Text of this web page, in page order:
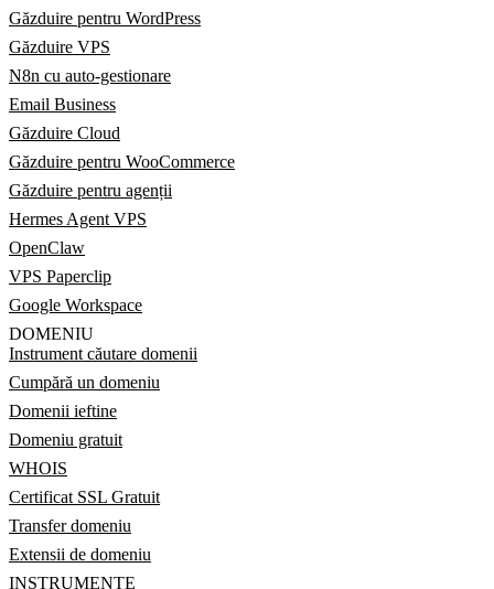
Găzduire pentru WordPress
Găzduire VPS
N8n cu auto-gestionare
Email Business
Găzduire Cloud
Găzduire pentru WooCommerce
Găzduire pentru agenții
Hermes Agent VPS
OpenClaw
VPS Paperclip
Google Workspace
DOMENIU
Instrument căutare domenii
Cumpără un domeniu
Domenii ieftine
Domeniu gratuit
WHOIS
Certificat SSL Gratuit
Transfer domeniu
Extensii de domeniu
INSTRUMENTE